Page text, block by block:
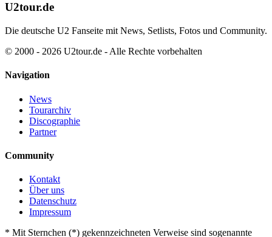
U2tour.de
Die deutsche U2 Fanseite mit News, Setlists, Fotos und Community.
© 2000 - 2026 U2tour.de - Alle Rechte vorbehalten
Navigation
News
Tourarchiv
Discographie
Partner
Community
Kontakt
Über uns
Datenschutz
Impressum
* Mit Sternchen (*) gekennzeichneten Verweise sind sogenannte